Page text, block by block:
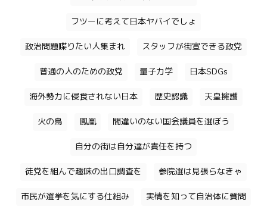
フツーに考えて日本ヤバイでしょ
政治問題喋りたい人集まれ スタッフが街宣できる政党
普通の人のための政党 量子力学 日本SDGs
海外勢力に侵食されない日本 歴史認識 天皇擁護
火の鳥 鳳凰 間違いのない国会議員を選ぼう
自分の街は自分達が責任を持つ
徒党を組んで趣味の出口調査を 参院選は見張らなきゃ
市民が選挙を気にする仕組み 実情を知って自治体に質問